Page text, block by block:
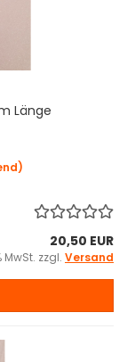
Länge
20,50 EUR
MwSt. zzgl. Versand